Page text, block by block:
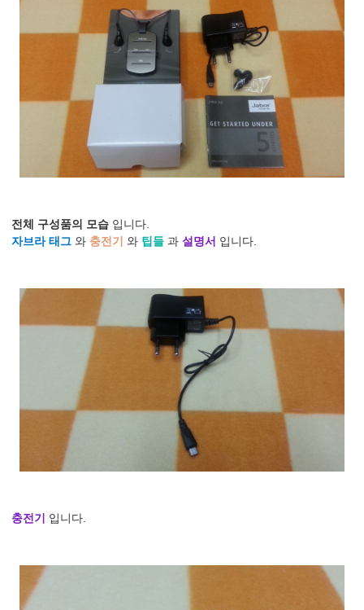
전체 구성품의 모습 입니다.
자브라 태그 와 충전기 와 팁들 과 설명서 입니다.
충전기 입니다.